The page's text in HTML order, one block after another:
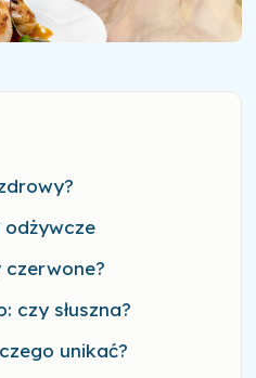
czerwone?
czy słuszna?
unikać?